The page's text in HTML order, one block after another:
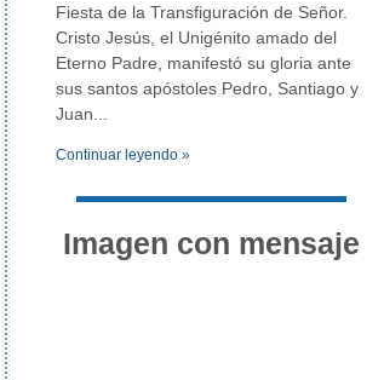
Fiesta de la Transfiguración de Señor.
Cristo Jesús, el Unigénito amado del
Eterno Padre, manifestó su gloria ante
sus santos apóstoles Pedro, Santiago y
Juan
Continuar leyendo »
Imagen con mensaje